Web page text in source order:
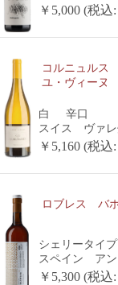
￥5,000 (税込
コルニュルス
ユ・ヴィーヌ
白
辛口
スイス ヴァレ
￥5,160 (税込
ロブレス バ
シェリータイプ
スペイン アン
￥5,300 (税込